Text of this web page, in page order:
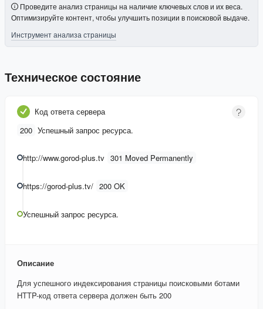
Проведите анализ страницы на наличие ключевых слов и их веса.
Оптимизируйте контент, чтобы улучшить позиции в поисковой выдаче.
Инструмент анализа страницы
Техническое состояние
Код ответа сервера
200 Успешный запрос ресурса.
http://www.gorod-plus.tv 301 Moved Permanently
https://gorod-plus.tv/ 200 OK
Успешный запрос ресурса.
Описание
Для успешного индексирования страницы поисковыми ботами
HTTP-код ответа сервера должен быть 200